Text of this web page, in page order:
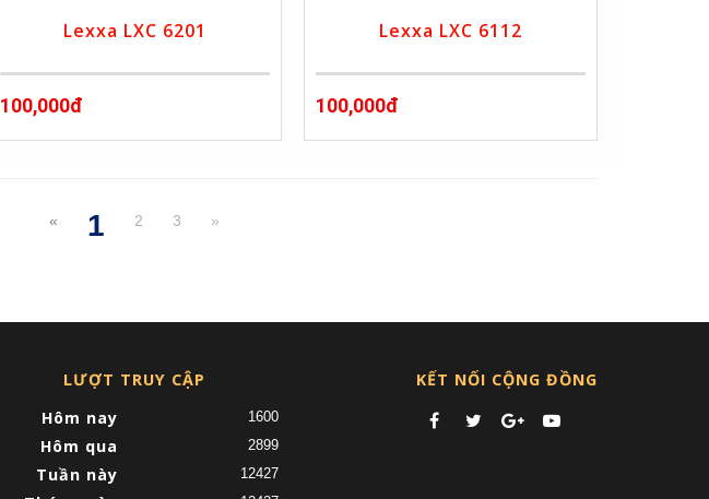
Lexxa LXC 6201
100,000đ
Lexxa LXC 6112
100,000đ
«
1
2 3 »
LƯỢT TRUY CẬP
Hôm nay
1600
Hôm qua 2899
Tuần này 12427
KẾT NỐI CỘNG ĐỒNG